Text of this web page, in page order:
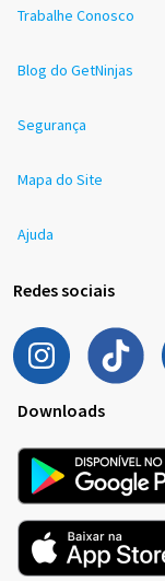
Trabalhe Conosco
Blog do GetNinjas
Segurança
Mapa do Site
Ajuda
Redes sociais
Downloads